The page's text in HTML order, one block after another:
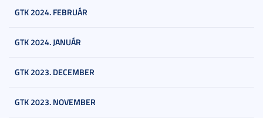
GTK 2024. FEBRUÁR
GTK 2024. JANUÁR
GTK 2023. DECEMBER
GTK 2023. NOVEMBER